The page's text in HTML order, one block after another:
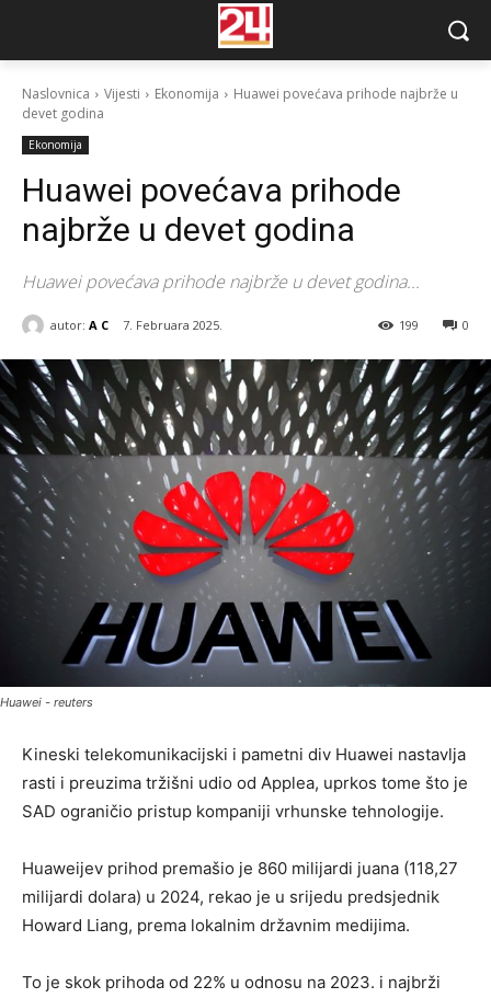
Naslovnica Vijesti Ekonomija
Huawei povećava prihode najbrže u
devet godina
Ekonomija
Huawei povećava prihode
najbrže u devet godina
Huawei povećava prihode najbrže u devet godina...
autor: A C 7. Februara 2025. 0
199
Huawei - reuters
Kineski telekomunikacijski i pametni div Huawei nastavlja
rasti i preuzima tržišni udio od Applea, uprkos tome što je
SAD ograničio pristup kompaniji vrhunske tehnologije.
Huaweijev prihod premašio je 860 milijardi juana (118,27
milijardi dolara) u 2024, rekao je u srijedu predsjednik
Howard Liang, prema lokalnim državnim medijima.
To je skok prihoda od 22% u odnosu na 2023. i najbrži